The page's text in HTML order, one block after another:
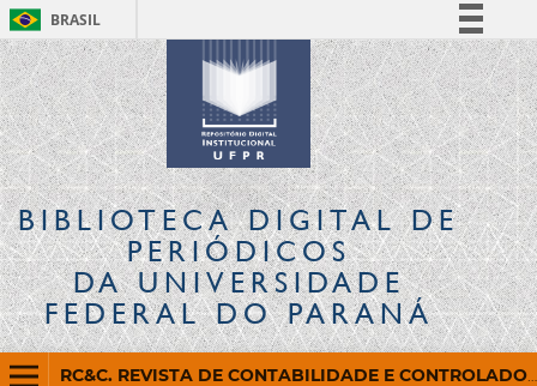
BRASIL
Simplifique!
Comunica BR
Participe
Acesso à informação
Legislação
Canais
BIBLIOTECA DIGITALDE
PERIÓDICOS
DA UNIVERSIDADE
FEDERAL DO PARANÁ
RC&C. REVISTA DE CONTABILIDADE E CONTROLADORIA